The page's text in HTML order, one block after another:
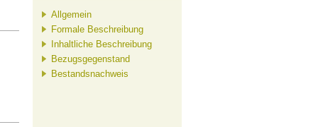
Allgemein
Formale Beschreibung
Inhaltliche Beschreibung
Bezugsgegenstand
Bestandsnachweis